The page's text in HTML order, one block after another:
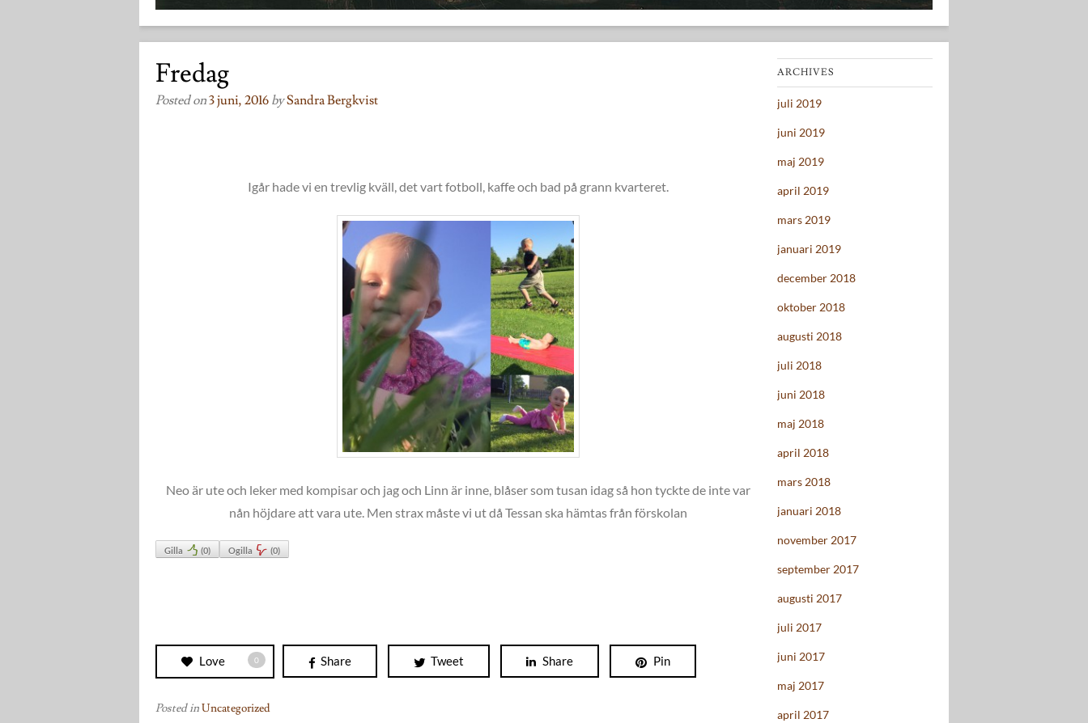
Fredag
Posted on3 juni, 2016 bySandra Bergkvist
Igår hade vi en trevlig kväll, det vart fotboll, kaffe och bad på grann kvarteret.
Neo är ute och leker med kompisar och jag och Linn är inne, blåser som tusan idag så hon tyckte de inte var
nån höjdare att vara ute. Men strax måste vi ut då Tessan ska hämtas från förskolan
Gilla (0) Ogilla (0)
Love 0 Share Tweet Share Pin
Posted inUncategorized
ARCHIVES
juli 2019
juni 2019
maj 2019
april 2019
mars 2019
januari 2019
december 2018
oktober 2018
augusti 2018
juli 2018
juni 2018
maj 2018
april 2018
mars 2018
januari 2018
november 2017
september 2017
augusti 2017
juli 2017
juni 2017
maj 2017
april 2017